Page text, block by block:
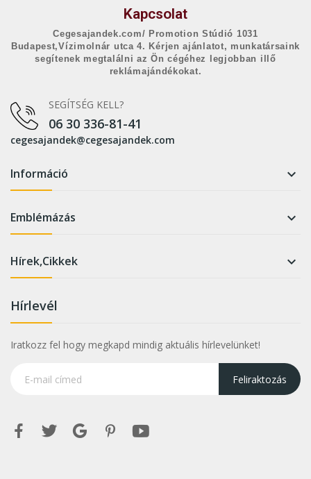
Kapcsolat
Cegesajandek.com/ Promotion Stúdió 1031
Budapest,Vízimolnár utca 4. Kérjen ajánlatot, munkatársaink
segítenek megtalálni az Ön cégéhez legjobban illő
reklámajándékokat.
SEGÍTSÉG KELL?
06 30 336-81-41
cegesajandek@cegesajandek.com
Információ 
Emblémázás 
Hírek,Cikkek 
Hírlevél
Iratkozz fel hogy megkapd mindig aktuális hírlevelünket!
Feliraktozás